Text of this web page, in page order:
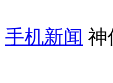
手机新闻 神